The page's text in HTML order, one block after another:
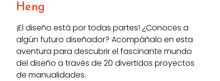
Heng
¡El diseño está por todas partes! ¿Conoces a
algún futuro diseñador? Acompáñalo en esta
aventura para descubrir el fascinante mundo
del diseño a través de 20 divertidos proyectos
de manualidades.